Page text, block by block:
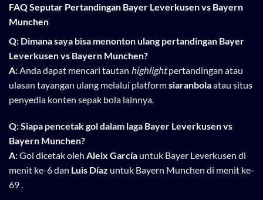
FAQ Seputar Pertandingan Bayer Leverkusen vs Bayern
Munchen
Q: Dimana saya bisa menonton ulang pertandingan Bayer
Leverkusen vs Bayern Munchen?
A: Anda dapat mencari tautan highlightpertandingan atau
ulasan tayangan ulang melalui platformsiaranbolaatau situs
penyedia konten sepak bola lainnya.
Q: Siapa pencetak gol dalam laga Bayer Leverkusen vs
Bayern Munchen?
A:Gol dicetak oleh Aleix García untuk Bayer Leverkusen di
menit ke-6 dan Luis Díaz untuk Bayern Munchen di menit ke-
69 .